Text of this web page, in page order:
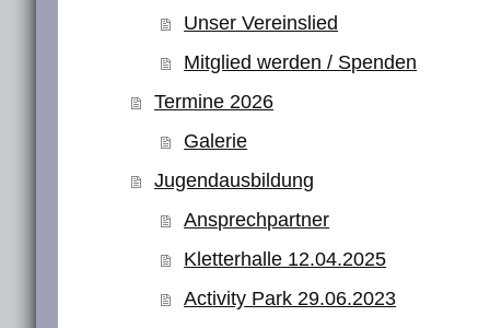
Unser Vereinslied
Mitglied werden / Spenden
Termine 2026
Galerie
Jugendausbildung
Ansprechpartner
Kletterhalle 12.04.2025
Activity Park 29.06.2023